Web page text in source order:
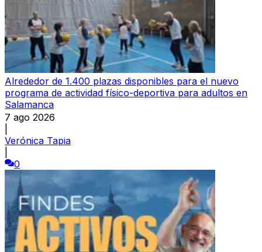
Alrededor de 1.400 plazas disponibles para el nuevo
programa de actividad físico-deportiva para adultos en
Salamanca
7 ago 2026
Verónica Tapia
0